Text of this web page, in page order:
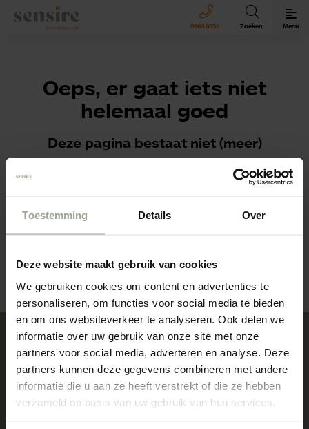
Toestemming Details Over
Deze website maakt gebruik van cookies
We gebruiken cookies om content en advertenties te
personaliseren, om functies voor social media te bieden
en om ons websiteverkeer te analyseren. Ook delen we
informatie over uw gebruik van onze site met onze
partners voor social media, adverteren en analyse. Deze
partners kunnen deze gegevens combineren met andere
informatie die u aan ze heeft verstrekt of die ze hebben
verzameld op basis van uw gebruik van hun services.
Sensire logo
0900 8856 Zoeken Menu
Oeps, er gaat iets niet
helemaal goed
Deze pagina bestaat niet (meer)
We willen jouw vraag of sollicitatie natuurlijk wel graag
Ga naar de homepaginaof navigeer via het menu
Sensire logo